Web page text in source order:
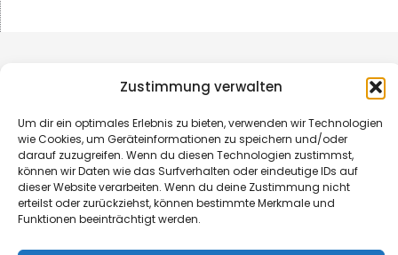
Zustimmung verwalten
Um dir ein optimales Erlebnis zu bieten, verwenden wir Technologien
wie Cookies, um Geräteinformationen zu speichern und/oder
darauf zuzugreifen. Wenn du diesen Technologien zustimmst,
können wir Daten wie das Surfverhalten oder eindeutige IDs auf
dieser Website verarbeiten. Wenn du deine Zustimmung nicht
erteilst oder zurückziehst, können bestimmte Merkmale und
Funktionen beeinträchtigt werden.
© B&L MedienGesellschaft mbH & Co. KG